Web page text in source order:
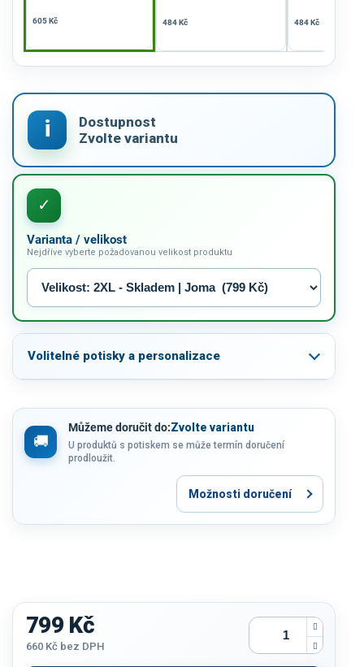
605 Kč 484 Kč 484 Kč
Varianta / velikost
Nejdříve vyberte požadovanou velikost produktu
Volitelné potisky a personalizace
Můžeme doručit do:Zvolte variantu
U produktů s potiskem se může termín doručení
prodloužit.
Možnosti doručení
799 Kč
660 Kč bez DPH